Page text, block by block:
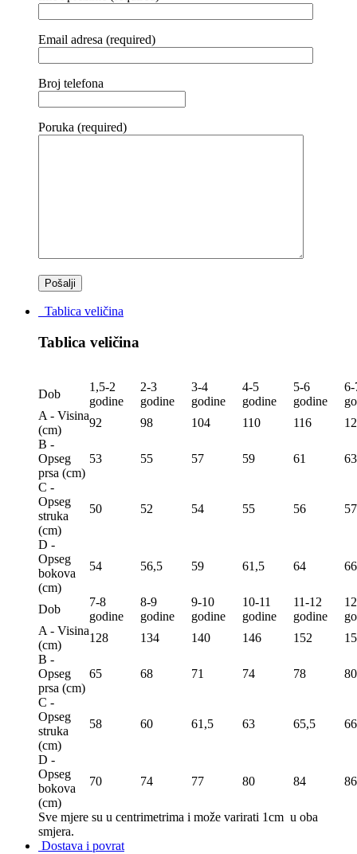
Email adresa (required)
Broj telefona
Poruka (required)
Tablica veličina
Tablica veličina
Dob
1,5-2
godine
2-3
godine
3-4
godine
4-5
godine
5-6
godine
6-
A - Visina
(сm)
92 98 104 110 116
B -
Opseg
prsa (сm)
53 55 57 59 61 63
C -
Opseg
struka
(сm)
50 52 54 55 56 57
D -
Opseg
bokova
(сm)
54 56,5 59 61,5 64 66
Dob
7-8
godine
8-9
godine
9-10
godine
10-11
godine
11-12
godine
A - Visina
(сm)
128 134 140 146 152
B -
Opseg
prsa (сm)
65 68 71 74 78 80
C -
Opseg
struka
(сm)
58 60 61,5 63 65,5
D -
Opseg
bokova
(сm)
70 74 77 80 84 86
Sve mjere su u centrimetrima i može varirati 1cm u oba
smjera.
Dostava i povrat